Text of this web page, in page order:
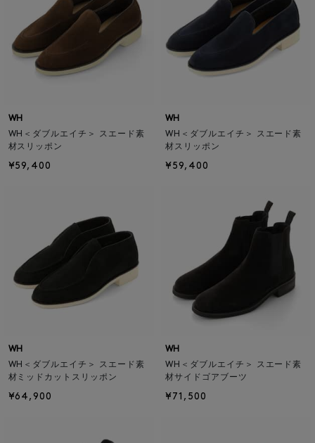
WH
WH＜ダブルエイチ＞ スエード素
材スリッポン
¥59,400
WH
WH＜ダブルエイチ＞ スエード素
材スリッポン
¥59,400
WH
WH＜ダブルエイチ＞ スエード素
材ミッドカットスリッポン
¥64,900
WH
WH＜ダブルエイチ＞ スエード素
材サイドゴアブーツ
¥71,500